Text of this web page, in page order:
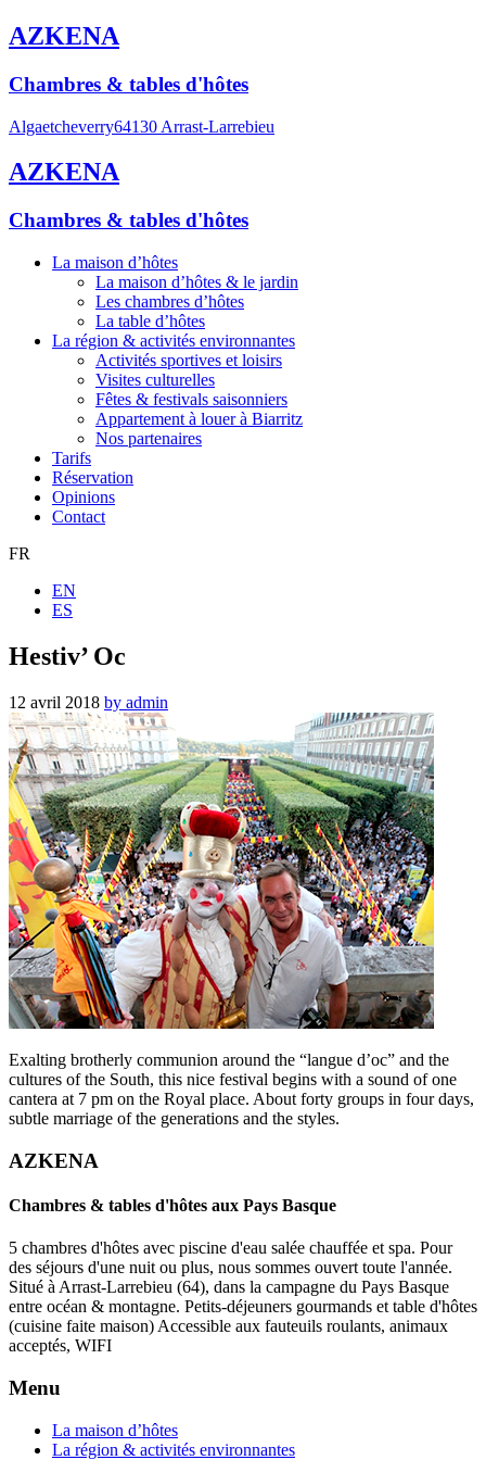
AZKENA
Chambres & tables d'hôtes
Algaetcheverry64130 Arrast-Larrebieu
AZKENA
Chambres & tables d'hôtes
La maison d’hôtes
La maison d’hôtes & le jardin
Les chambres d’hôtes
La table d’hôtes
La région & activités environnantes
Activités sportives et loisirs
Visites culturelles
Fêtes & festivals saisonniers
Appartement à louer à Biarritz
Nos partenaires
Tarifs
Réservation
Opinions
Contact
FR
EN
ES
Hestiv’ Oc
12 avril 2018 by admin
Exalting brotherly communion around the “langue d’oc” and the
cultures of the South, this nice festival begins with a sound of one
cantera at 7 pm on the Royal place. About forty groups in four days,
subtle marriage of the generations and the styles.
AZKENA
Chambres & tables d'hôtes aux Pays Basque
5 chambres d'hôtes avec piscine d'eau salée chauffée et spa. Pour
des séjours d'une nuit ou plus, nous sommes ouvert toute l'année.
Situé à Arrast-Larrebieu (64), dans la campagne du Pays Basque
entre océan & montagne. Petits-déjeuners gourmands et table d'hôtes
(cuisine faite maison) Accessible aux fauteuils roulants, animaux
acceptés, WIFI
Menu
La maison d’hôtes
La région & activités environnantes